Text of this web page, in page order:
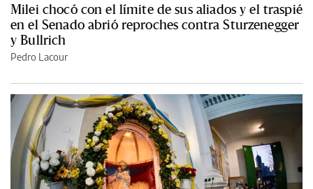
Milei chocó con el límite de sus aliados y el traspié
en el Senado abrió reproches contra Sturzenegger
y Bullrich
Pedro Lacour